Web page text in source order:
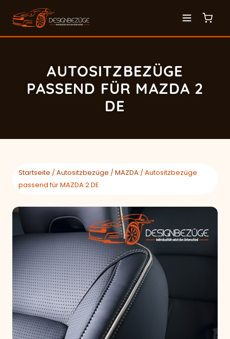
AUTOSITZBEZÜGE
PASSEND FÜR MAZDA 2
DE
Startseite /Autositzbezüge /MAZDA / Autositzbezüge
passend für MAZDA 2 DE